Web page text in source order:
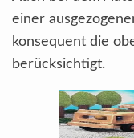
einer
konsequent die
berücksichtigt.